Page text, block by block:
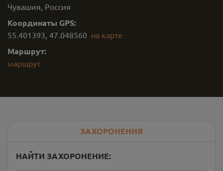
Чувашия, Россия
Координаты GPS:
55.401393, 47.048560 на карте
Маршрут:
маршрут
ЗАХОРОНЕНИЯ
НАЙТИ ЗАХОРОНЕНИЕ: